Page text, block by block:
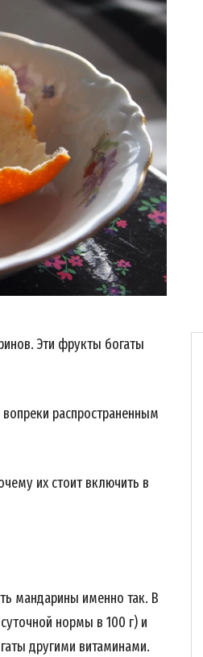
Эти фрукты богаты
распространенным
их стоит включить в
мандарины именно так. ⁣⁣В
нормы в 100 г) и
другими витаминами.